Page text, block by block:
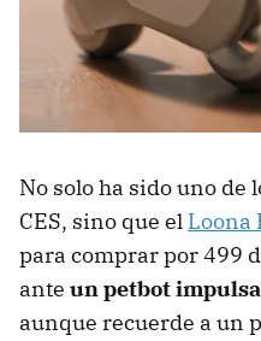
No solo ha sido uno de
CES, sino que el Loona
para comprar por 499
ante un petbot
aunque recuerde a un